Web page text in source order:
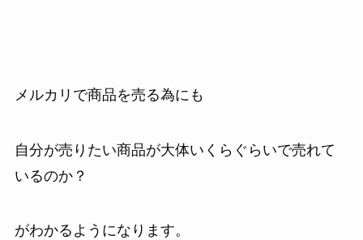
メルカリで商品を売る為にも
自分が売りたい商品が大体いくらぐらいで売れて
いるのか？
がわかるようになります。